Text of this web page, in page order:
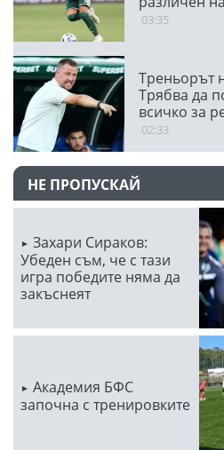
03:35
Треньорът
Трябва да
всичко за
02:33
НЕ ПРОПУСКАЙ
Захари Сираков:
Убеден съм, че с тази
игра победите няма да
закъснеят
Академия БФС
започна с тренировките